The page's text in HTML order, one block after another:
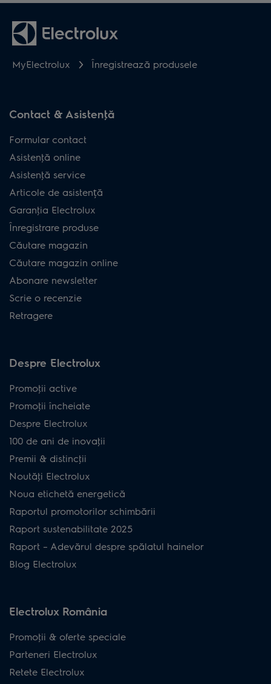
MyElectrolux Înregistrează produsele
Contact & Asistenţă
Formular contact
Asistenţă online
Asistenţă service
Articole de asistență
Garanţia Electrolux
Înregistrare produse
Căutare magazin
Căutare magazin online
Abonare newsletter
Scrie o recenzie
Retragere
Despre Electrolux
Promoţii active
Promoţii încheiate
Despre Electrolux
100 de ani de inovaţii
Premii & distincţii
Noutăţi Electrolux
Noua etichetă energetică
Raportul promotorilor schimbării
Raport sustenabilitate 2025
Raport – Adevărul despre spălatul hainelor
Blog Electrolux
Electrolux România
Promoţii & oferte speciale
Parteneri Electrolux
Retete Electrolux